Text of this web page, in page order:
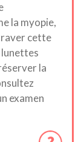
la myopie,
cette
la
examen